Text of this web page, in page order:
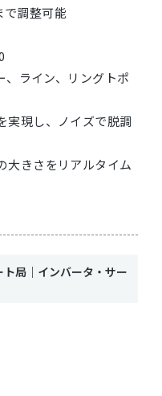
で調整可能
ライン、リングトポ
実現し、ノイズで脱調
大きさをリアルタイム
局｜インバータ・サー